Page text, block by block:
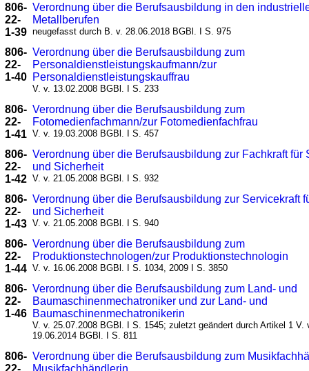
806-
22-
1-39
Verordnung über die Berufsausbildung in den
Metallberufen
neugefasst durch B. v. 28.06.2018 BGBl. I S. 975
806-
22-
1-40
Verordnung über die Berufsausbildung zum
Personaldienstleistungskaufmann/zur
Personaldienstleistungskauffrau
V. v. 13.02.2008 BGBl. I S. 233
806-
22-
1-41
Verordnung über die Berufsausbildung zum
Fotomedienfachmann/zur Fotomedienfachfrau
V. v. 19.03.2008 BGBl. I S. 457
806-
22-
1-42
Verordnung über die Berufsausbildung zur Fachkraft für
und Sicherheit
V. v. 21.05.2008 BGBl. I S. 932
806-
22-
1-43
Verordnung über die Berufsausbildung zur Servicekraft
und Sicherheit
V. v. 21.05.2008 BGBl. I S. 940
806-
22-
1-44
Verordnung über die Berufsausbildung zum
Produktionstechnologen/zur Produktionstechnologin
V. v. 16.06.2008 BGBl. I S. 1034, 2009 I S. 3850
806-
22-
1-46
Verordnung über die Berufsausbildung zum Land- und
Baumaschinenmechatroniker und zur Land- und
Baumaschinenmechatronikerin
V. v. 25.07.2008 BGBl. I S. 1545; zuletzt geändert durch Artikel 1 V.
19.06.2014 BGBl. I S. 811
806-
22-
Verordnung über die Berufsausbildung zum
Musikfachhändlerin